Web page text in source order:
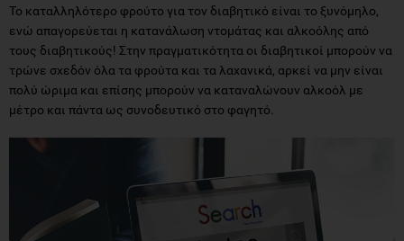
Το καταλληλότερο φρούτο για τον διαβητικό είναι το ξυνόμηλο,
ενώ απαγορεύεται η κατανάλωση ντομάτας και αλκοόλης από
τους διαβητικούς! Στην πραγματικότητα οι διαβητικοί μπορούν να
τρώνε σχεδόν όλα τα φρούτα και τα λαχανικά, αρκεί να μην είναι
πολύ ώριμα και επίσης μπορούν να καταναλώνουν αλκοόλ με
μέτρο και πάντα ως συνοδευτικό στο φαγητό.